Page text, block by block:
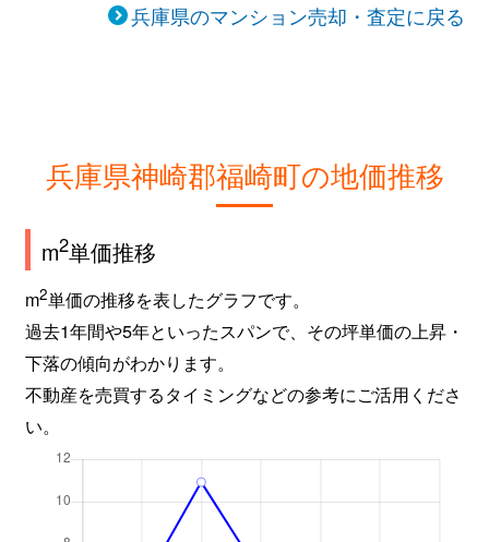
兵庫県のマンション売却・査定に戻る
兵庫県神崎郡福崎町の地価推移
m2単価推移
m2単価の推移を表したグラフです。
過去1年間や5年といったスパンで、その坪単価の上昇・
下落の傾向がわかります。
不動産を売買するタイミングなどの参考にご活用くださ
い。